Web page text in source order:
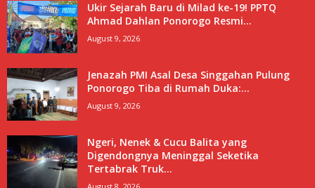
Ukir Sejarah Baru di Milad ke-19! PPTQ
Ahmad Dahlan Ponorogo Resmi...
August 9, 2026
Jenazah PMI Asal Desa Singgahan Pulung
Ponorogo Tiba di Rumah Duka:...
August 9, 2026
Ngeri, Nenek & Cucu Balita yang
Digendongnya Meninggal Seketika
Tertabrak Truk...